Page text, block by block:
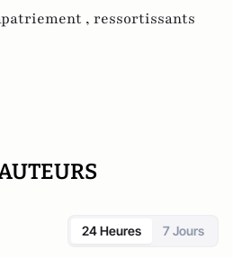
, ressortissants
24 Heures 7 Jours